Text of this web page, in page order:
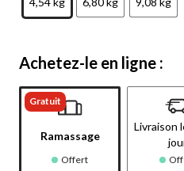
Achetez-le en ligne :
Gratuit
Ramassage
Offert
Livraison